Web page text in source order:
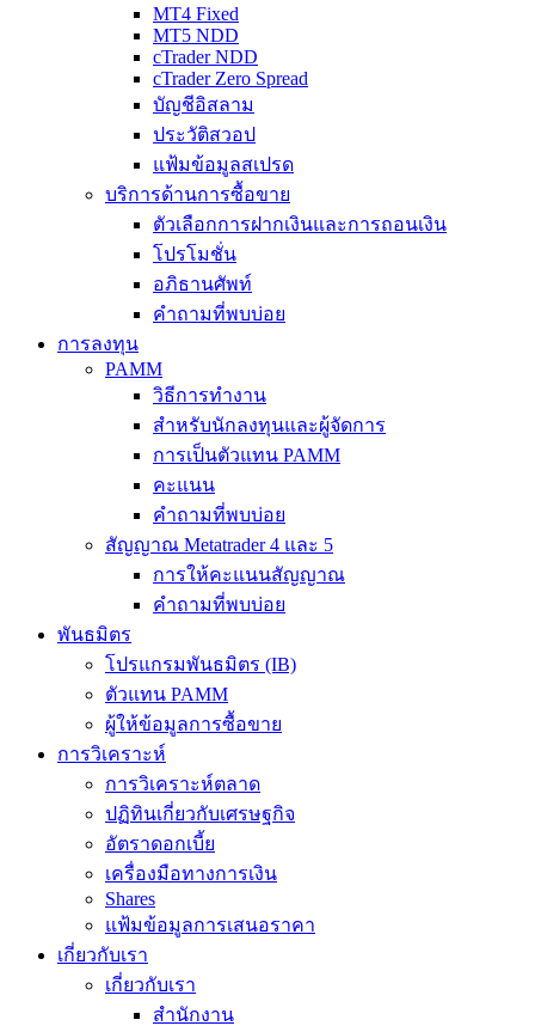
MT4 Fixed
MT5 NDD
cTrader NDD
cTrader Zero Spread
บัญชีอิสลาม
ประวัติสวอป
แฟ้มข้อมูลสเปรด
บริการด้านการซื้อขาย
ตัวเลือกการฝากเงินและการถอนเงิน
โปรโมชั่น
อภิธานศัพท์
คำถามที่พบบ่อย
การลงทุน
PAMM
วิธีการทำงาน
สำหรับนักลงทุนและผู้จัดการ
การเป็นตัวแทน PAMM
คะแนน
คำถามที่พบบ่อย
สัญญาณ Metatrader 4 และ 5
การให้คะแนนสัญญาณ
คำถามที่พบบ่อย
พันธมิตร
โปรแกรมพันธมิตร (IB)
ตัวแทน PAMM
ผู้ให้ข้อมูลการซื้อขาย
การวิเคราะห์
การวิเคราะห์ตลาด
ปฏิทินเกี่ยวกับเศรษฐกิจ
อัตราดอกเบี้ย
เครื่องมือทางการเงิน
Shares
แฟ้มข้อมูลการเสนอราคา
เกี่ยวกับเรา
เกี่ยวกับเรา
สำนักงาน